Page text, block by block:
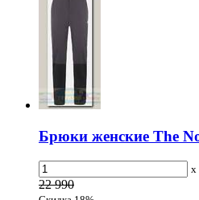
Брюки женские The
x
22 990